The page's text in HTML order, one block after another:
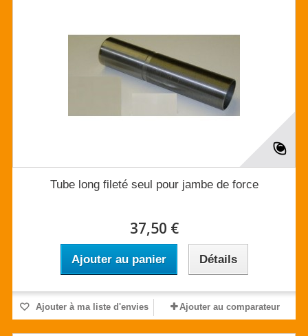
Tube long fileté seul pour jambe de force
37,50 €
Ajouter au panier Détails
Ajouter à ma liste d'envies Ajouter au comparateur